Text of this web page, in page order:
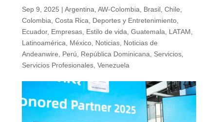
Sep 9, 2025 | Argentina AW-Colombia Brasil, Chile
Colombia Costa Rica Deportes y Entretenimiento,
Ecuador, Empresas, Estilo de vida Guatemala LATAM
Latinoamérica
México, Noticias, Noticias de
Andeanwire
Perú República Dominicana Servicios,
Servicios Profesionales, Venezuela